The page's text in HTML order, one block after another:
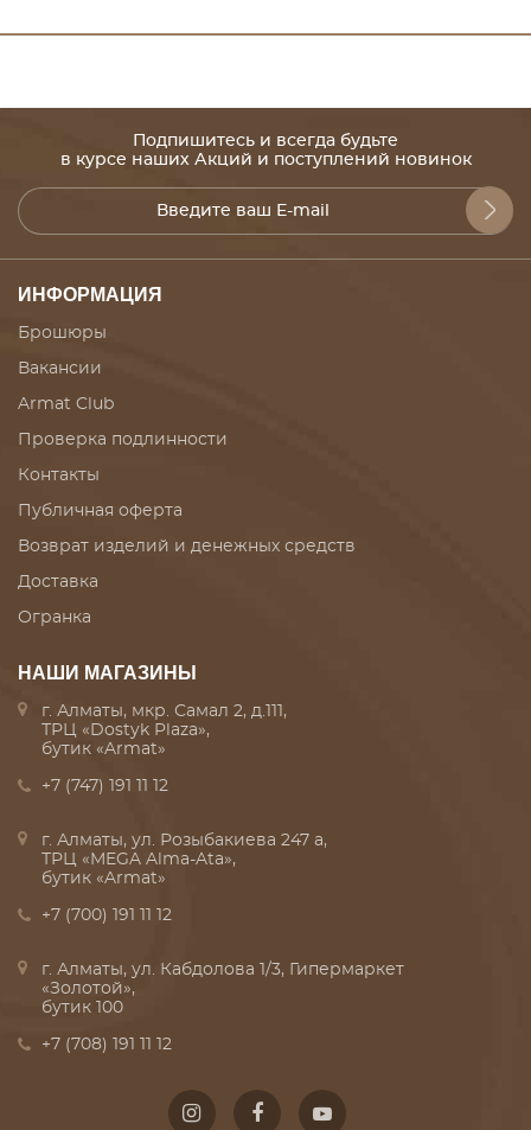
Подпишитесь и всегда будьте
в курсе наших Акций и поступлений новинок
ИНФОРМАЦИЯ
Брошюры
Вакансии
Armat Club
Проверка подлинности
Контакты
Публичная оферта
Возврат изделий и денежных средств
Доставка
Огранка
НАШИ МАГАЗИНЫ
г. Алматы, мкр. Самал 2, д.111,
ТРЦ «Dostyk Plaza»,
бутик «Armat»
+7 (747) 191 11 12
г. Алматы, ул. Розыбакиева 247 а,
ТРЦ «MEGA Alma-Ata»,
бутик «Armat»
+7 (700) 191 11 12
г. Алматы, ул. Кабдолова 1/3, Гипермаркет
«Золотой»,
бутик 100
+7 (708) 191 11 12